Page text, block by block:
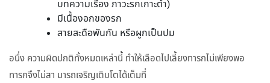
บทความเรื่อง ภาวะรกเกาะต่ำ)
มีเนื้องอกของรก
สายสะดือพันกัน หรือผูกเป็นปม
อนึ่ง ความผิดปกติทั้งหมดเหล่านี้ ทำให้เลือดไปเลี้ยงทารกไม่เพียงพอ
ทารกจึงไม่สา มารถเจริญเติบโตได้เต็มที่